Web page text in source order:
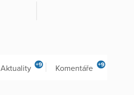
Aktuality +9 Komentáře +9